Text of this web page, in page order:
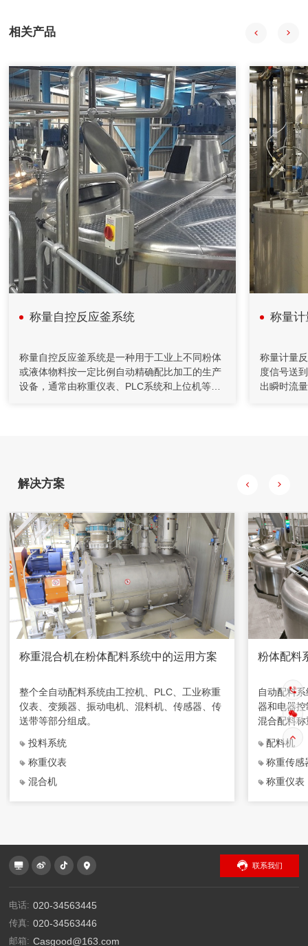
会获得数据并通过组态王特其同步显示。
2020年08月18日
自动配料系统采用中药工艺控制技术、计算机技术、信息技
术、现代检测技术、APC技术和专家系统，提供自动化整体解
决方案。
2020年08月18日
计算机在减重法施胶配料系统中的应用
在人造板减重法施胶计量监控过程中，采用计算机技术和PID
控制方法，完成系统的组态、设计、控制、管理等功能。配料
系统把单位时间内物料的前后重量差值转变为瞬时流量信号，
以该信号参与流量调节控制并进行物料累计积算管理。具有测
量精度高，重复性好，控制稳定等特点。在对施胶系统改造中
2020年04月26日
充填机通过螺旋给料机和计量装置送至搅拌桶，通过调节给料
机的转速来控制下料量。水管上装有流量计对水量进行计量，
相关产品
称量自控反应釜系统
称量自控反应釜系统是一种用于工业上不同粉体
或液体物料按一定比例自动精确配比加工的生产
设备，通常由称重仪表、PLC系统和上位机等组
称量
称量计量
度信号送
出瞬时流
解决方案
称重混合机在粉体配料系统中的运用方案
整个全自动配料系统由工控机、PLC、工业称重
仪表、变频器、振动电机、混料机、传感器、传
送带等部分组成。
投料系统
称重仪表
混合机
粉体配料
自动配料
器和电器
混合配料
配料机
称重传感
称重仪表
联系我们
电话: 020-34563445
传真: 020-34563446
邮箱: Casgood@163.com